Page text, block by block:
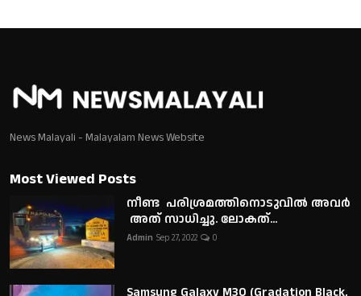
News Malayali - Malayalam News Website
Most Viewed Posts
നീണ്ട പരിശ്രമത്തിനൊടുവിൽ അവർ
അത് സാധിച്ചു. ലോകത്...
Admin Sep 27, 2022 0
Samsung Galaxy M30 (Gradation Black,